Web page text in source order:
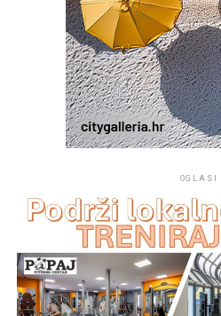
Na mjestu crkvice Gospe od
godine pronašli sliku Gospe
spomen podignuta crkva koja
pouzdanja i izraz ljubavi prema
OGLASI